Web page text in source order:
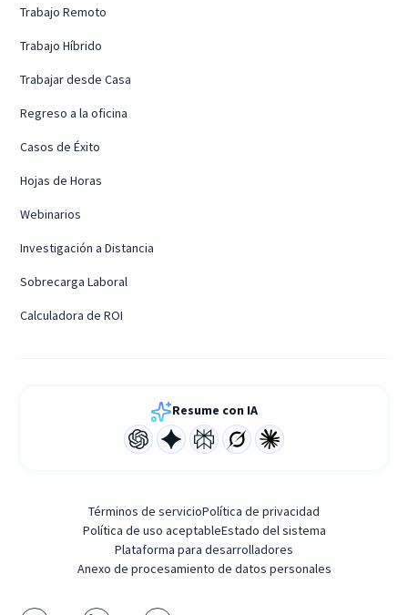
Trabajo Remoto
Trabajo Híbrido
Trabajar desde Casa
Regreso a la oficina
Casos de Éxito
Hojas de Horas
Webinarios
Investigación a Distancia
Sobrecarga Laboral
Calculadora de ROI
Resume con IA
Términos de servicioPolítica de privacidad
Política de uso aceptableEstado del sistema
Plataforma para desarrolladores
Anexo de procesamiento de datos personales